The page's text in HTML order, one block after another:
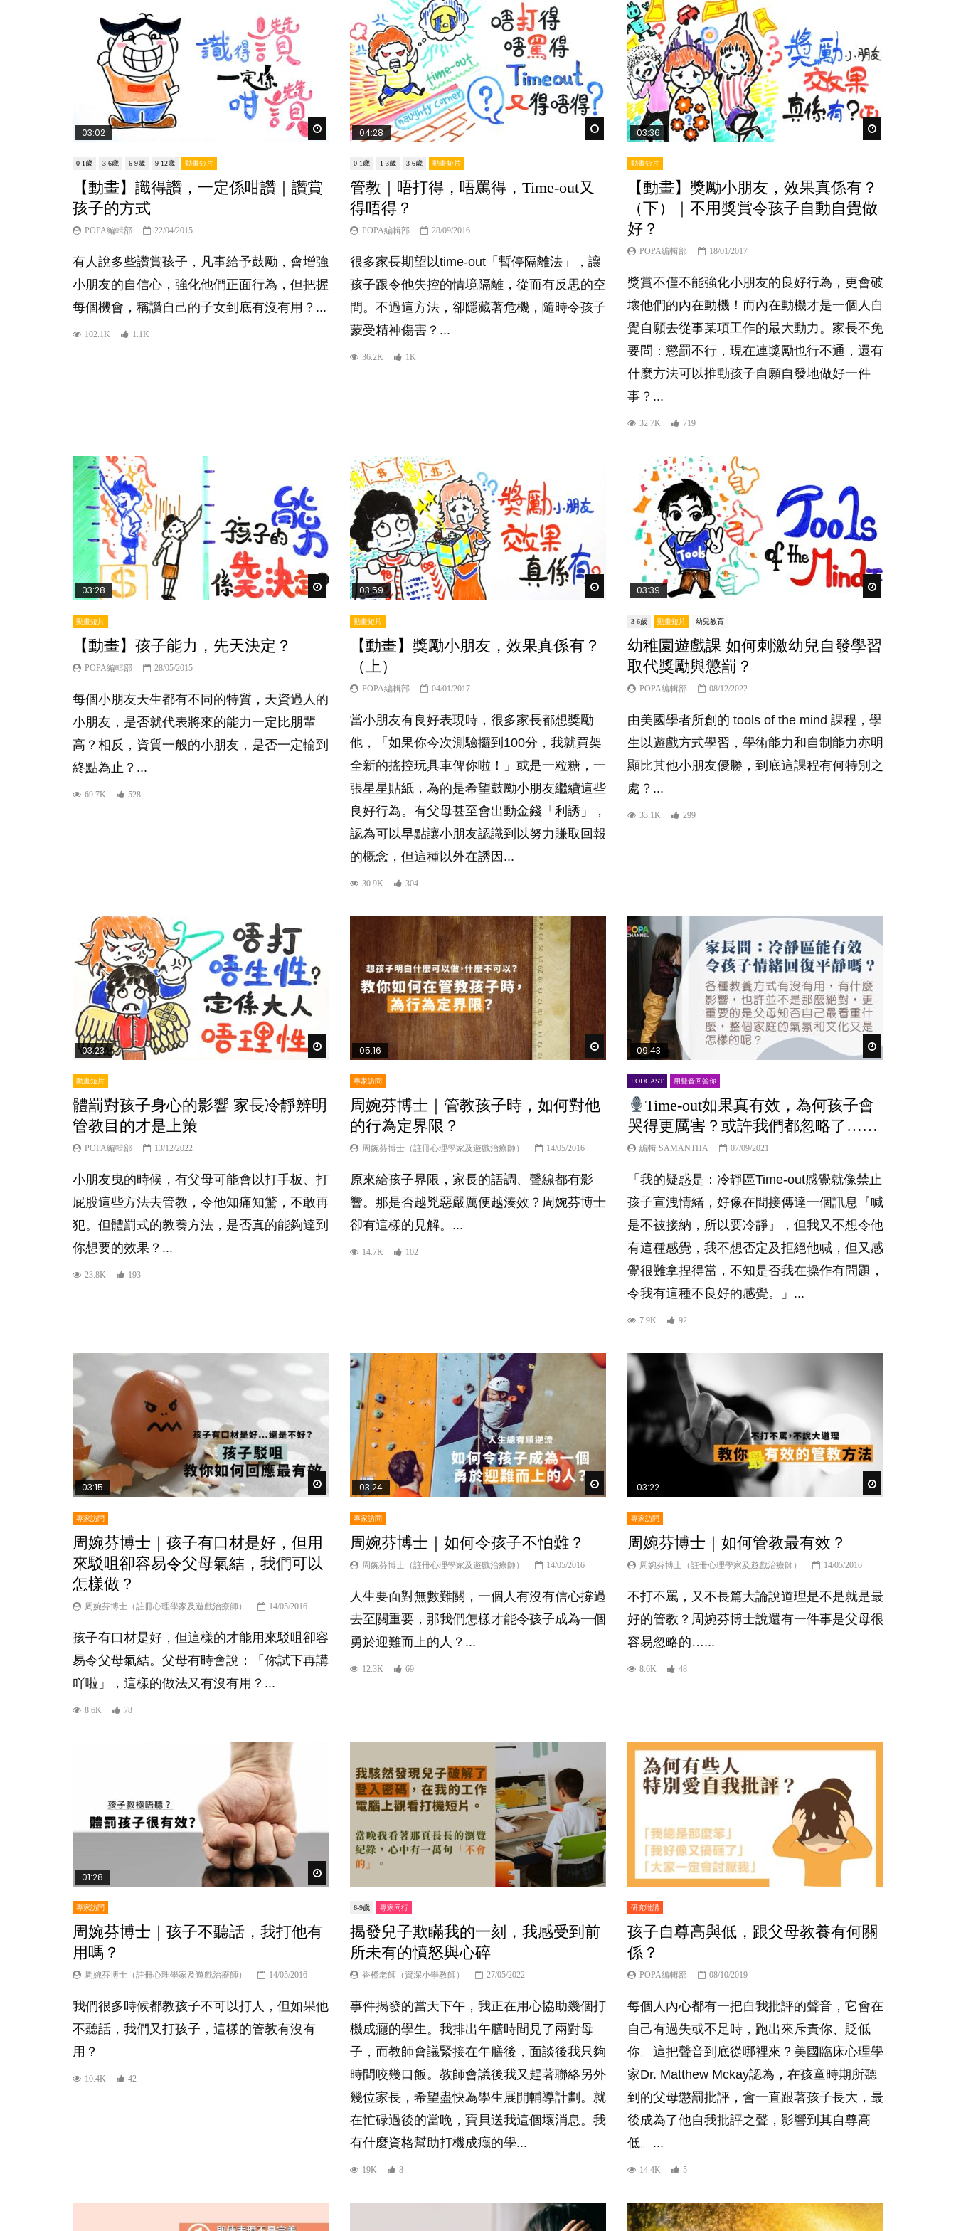
Watch Later
03:02
0-1歲 3-6歲 6-9歲 9-12歲 動畫短片
【動畫】識得讚，一定係咁讚｜讚賞
孩子的方式
POPA編輯部 22/04/2015
有人說多些讚賞孩子，凡事給予鼓勵，會增強
小朋友的自信心，強化他們正面行為，但把握
每個機會，稱讚自己的子女到底有沒有用？...
102.1K 1.1K
Watch Later
04:28
0-1歲 1-3歲 3-6歲 動畫短片
管教｜唔打得，唔罵得，Time-out又
得唔得？
POPA編輯部 28/09/2016
很多家長期望以time-out「暫停隔離法」，讓
孩子跟令他失控的情境隔離，從而有反思的空
間。不過這方法，卻隱藏著危機，隨時令孩子
蒙受精神傷害？...
36.2K 1K
03:36
動畫短片
【動畫】獎勵小朋友，效果真係有？
（下）｜不用獎賞令孩子自動自覺做
好？
POPA編輯部 18/01/2017
獎賞不僅不能強化小朋友的良好行為，更會破
壞他們的內在動機！而內在動機才是一個人自
覺自願去從事某項工作的最大動力。家長不免
要問：懲罰不行，現在連獎勵也行不通，還有
什麼方法可以推動孩子自願自發地做好一件
事？...
32.7K 719
Watch Later
03:28
動畫短片
【動畫】孩子能力，先天決定？
POPA編輯部 28/05/2015
每個小朋友天生都有不同的特質，天資過人的
小朋友，是否就代表將來的能力一定比朋輩
高？相反，資質一般的小朋友，是否一定輸到
終點為止？...
69.7K 528
Watch Later
03:59
動畫短片
【動畫】獎勵小朋友，效果真係有？
（上）
POPA編輯部 04/01/2017
當小朋友有良好表現時，很多家長都想獎勵
他，「如果你今次測驗攞到100分，我就買架
全新的搖控玩具車俾你啦！」或是一粒糖，一
張星星貼紙，為的是希望鼓勵小朋友繼續這些
良好行為。有父母甚至會出動金錢「利誘」，
認為可以早點讓小朋友認識到以努力賺取回報
的概念，但這種以外在誘因...
30.9K 304
03:39
3-6歲 動畫短片 幼兒教育
幼稚園遊戲課 如何刺激幼兒自發學習
取代獎勵與懲罰？
POPA編輯部 08/12/2022
由美國學者所創的 tools of the mind 課程，學
生以遊戲方式學習，學術能力和自制能力亦明
顯比其他小朋友優勝，到底這課程有何特別之
處？...
33.1K 299
Watch Later
03:23
動畫短片
體罰對孩子身心的影響 家長冷靜辨明
管教目的才是上策
POPA編輯部 13/12/2022
小朋友曳的時候，有父母可能會以打手板、打
屁股這些方法去管教，令他知痛知驚，不敢再
犯。但體罰式的教養方法，是否真的能夠達到
你想要的效果？...
23.8K 193
Watch Later
05:16
專家訪問
周婉芬博士｜管教孩子時，如何對他
的行為定界限？
周婉芬博士（註冊心理學家及遊戲治療師） 14/05/2016
原來給孩子界限，家長的語調、聲線都有影
響。那是否越兇惡嚴厲便越湊效？周婉芬博士
卻有這樣的見解。...
14.7K 102
Watch Later
09:43
PODCAST 用聲音回答你
Time-out如果真有效，為何孩子會
哭得更厲害？或許我們都忽略了……
編輯 SAMANTHA 07/09/2021
「我的疑惑是：冷靜區Time-out感覺就像禁止
孩子宣洩情緒，好像在間接傳達一個訊息『喊
是不被接納，所以要冷靜』，但我又不想令他
有這種感覺，我不想否定及拒絕他喊，但又感
覺很難拿捏得當，不知是否我在操作有問題，
令我有這種不良好的感覺。」...
7.9K 92
Watch Later
03:15
專家訪問
周婉芬博士｜孩子有口材是好，但用
來駁咀卻容易令父母氣結，我們可以
怎樣做？
周婉芬博士（註冊心理學家及遊戲治療師） 14/05/2016
孩子有口材是好，但這樣的才能用來駁咀卻容
易令父母氣結。父母有時會說：「你試下再講
吖啦」，這樣的做法又有沒有用？...
8.6K 78
Watch Later
03:24
專家訪問
周婉芬博士｜如何令孩子不怕難？
周婉芬博士（註冊心理學家及遊戲治療師） 14/05/2016
人生要面對無數難關，一個人有沒有信心撐過
去至關重要，那我們怎樣才能令孩子成為一個
勇於迎難而上的人？...
12.3K 69
03:22
專家訪問
周婉芬博士｜如何管教最有效？
周婉芬博士（註冊心理學家及遊戲治療師） 14/05/2016
不打不罵，又不長篇大論說道理是不是就是最
好的管教？周婉芬博士說還有一件事是父母很
容易忽略的…...
8.6K 48
01:28
專家訪問
周婉芬博士｜孩子不聽話，我打他有
用嗎？
周婉芬博士（註冊心理學家及遊戲治療師） 14/05/2016
我們很多時候都教孩子不可以打人，但如果他
不聽話，我們又打孩子，這樣的管教有沒有
用？
10.4K 42
6-9歲 專家同行
揭發兒子欺瞞我的一刻，我感受到前
所未有的憤怒與心碎
香橙老師（資深小學教師） 27/05/2022
事件揭發的當天下午，我正在用心協助幾個打
機成癮的學生。我排出午膳時間見了兩對母
子，而教師會議緊接在午膳後，面談後我只夠
時間咬幾口飯。教師會議後我又趕著聯絡另外
幾位家長，希望盡快為學生展開輔導計劃。就
在忙碌過後的當晚，寶貝送我這個壞消息。我
有什麼資格幫助打機成癮的學...
19K 8
研究咁講
孩子自尊高與低，跟父母教養有何關
係？
POPA編輯部 08/10/2019
每個人內心都有一把自我批評的聲音，它會在
自己有過失或不足時，跑出來斥責你、貶低
你。這把聲音到底從哪裡來？美國臨床心理學
家Dr. Matthew Mckay認為，在孩童時期所聽
到的父母懲罰批評，會一直跟著孩子長大，最
後成為了他自我批評之聲，影響到其自尊高
低。...
14.4K 5